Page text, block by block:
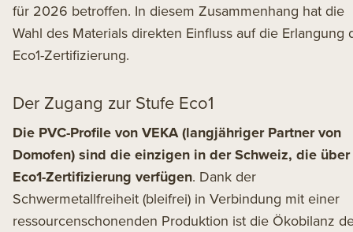
für 2026 betroffen. In diesem Zusammenhang hat die
Wahl des Materials direkten Einfluss auf die Erlangung
Eco1-Zertifizierung.
Der Zugang zur Stufe Eco1
Die PVC-Profile von VEKA (langjähriger Partner von
Domofen) sind die einzigen in der Schweiz, die
Eco1-Zertifizierung verfügen. Dank der
Schwermetallfreiheit (bleifrei) in Verbindung mit einer
ressourcenschonenden Produktion ist die Ökobilanz